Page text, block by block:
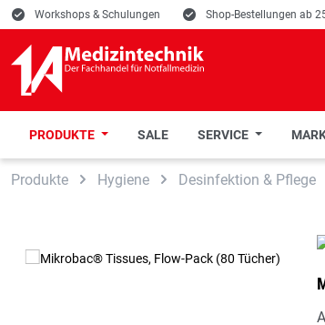
Zur Suche springen
Zur Hauptnavigation springen
E Workshops & Schulungen E Shop-Bestellungen ab
PRODUKTE SALE SERVICE
Produkte Hygiene Desinfektion & Pflege